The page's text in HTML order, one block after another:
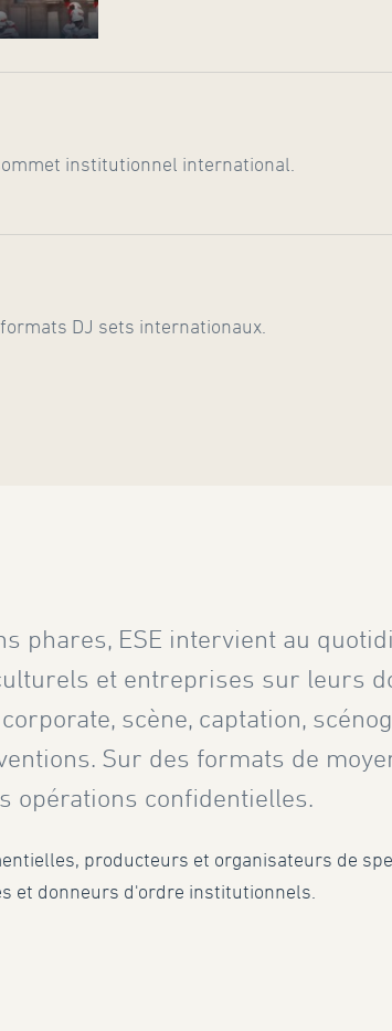
institutionnel international.
DJ sets internationaux.
phares, ESE intervient au
et entreprises sur leurs
scène, captation,
Sur des formats de
opérations confidentielles.
producteurs et organisateurs de
et donneurs d'ordre institutionnels.